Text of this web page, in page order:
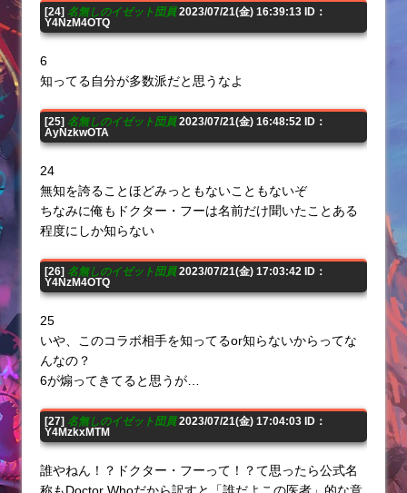
[24] 名無しのイゼット団員2023/07/21(金) 16:39:13 ID：
Y4NzM4OTQ
6
知ってる自分が多数派だと思うなよ
[25] 名無しのイゼット団員2023/07/21(金) 16:48:52 ID：
AyNzkwOTA
24
無知を誇ることほどみっともないこともないぞ
ちなみに俺もドクター・フーは名前だけ聞いたことある
程度にしか知らない
[26] 名無しのイゼット団員2023/07/21(金) 17:03:42 ID：
Y4NzM4OTQ
25
いや、このコラボ相手を知ってるor知らないからってな
んなの？
6が煽ってきてると思うが…
[27] 名無しのイゼット団員2023/07/21(金) 17:04:03 ID：
Y4MzkxMTM
誰やねん！？ドクター・フーって！？て思ったら公式名